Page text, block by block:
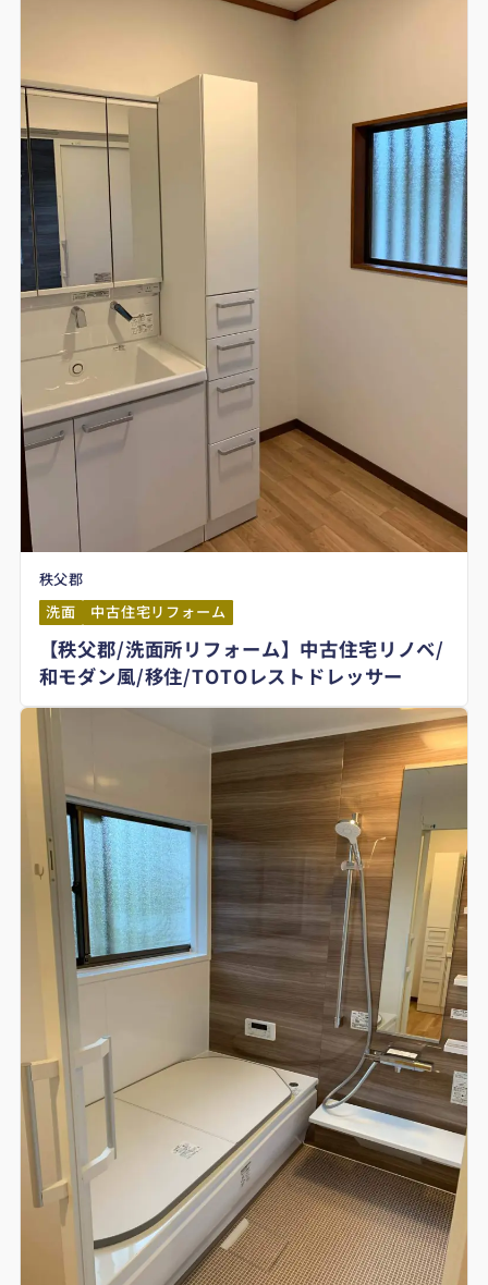
秩父郡
洗面
中古住宅リフォーム
【秩父郡/洗面所リフォーム】中古住宅リノベ/
和モダン風/移住/TOTOレストドレッサー